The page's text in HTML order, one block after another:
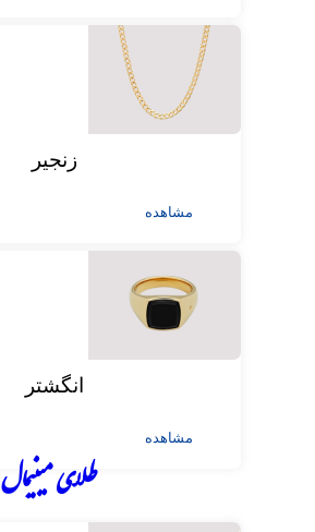
زنجیر
مشاهده
انگشتر
مشاهده
طلای مینیمال